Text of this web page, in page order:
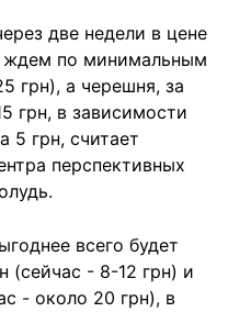
две недели в цене
ждем по минимальным
грн), а черешня, за
грн, в зависимости
5 грн, считает
перспективных
всего будет
(сейчас - 8-12 грн) и
- около 20 грн), в